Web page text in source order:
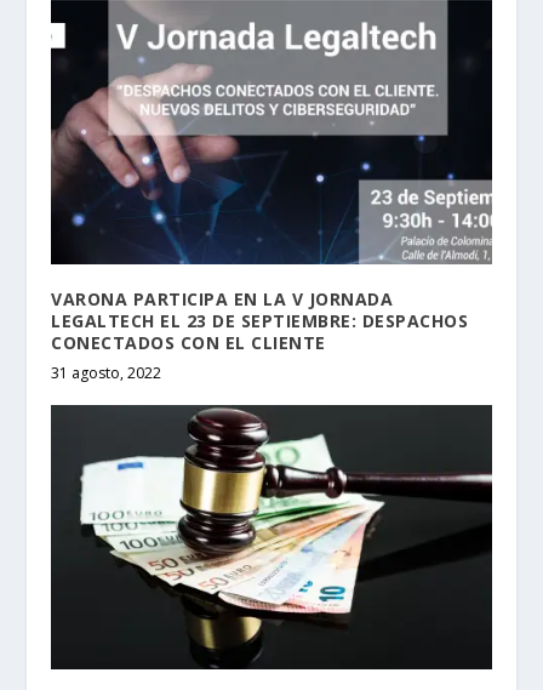
VARONA PARTICIPA EN LA V JORNADA
LEGALTECH EL 23 DE SEPTIEMBRE: DESPACHOS
CONECTADOS CON EL CLIENTE
31 agosto, 2022